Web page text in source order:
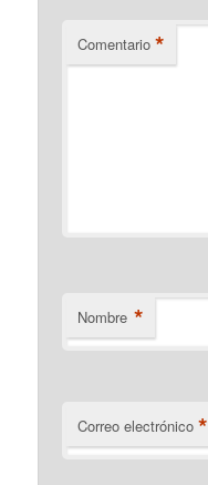
Comentario *
Nombre *
Correo electrónico *